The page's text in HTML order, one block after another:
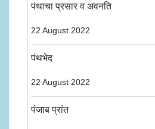
पंथाचा प्रसार व अवनति
22 August 2022
पंथभेद
22 August 2022
पंजाब प्रांत